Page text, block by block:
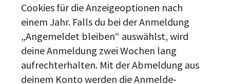
Cookies für die Anzeigeoptionen nach
einem Jahr. Falls du bei der Anmeldung
„Angemeldet bleiben“ auswählst, wird
deine Anmeldung zwei Wochen lang
aufrechterhalten. Mit der Abmeldung aus
deinem Konto werden die Anmelde-